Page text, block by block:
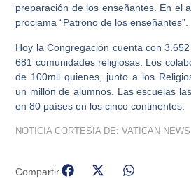
preparación de los enseñantes. En el
proclama “Patrono de los enseñantes”.
Hoy la Congregación cuenta con
681 comunidades religiosas. Los
de 100mil quienes, junto a los
un millón de alumnos. Las escuelas
en 80 países en los cinco continentes.
NOTICIA CORTESÍA DE:VATICAN NEWS
Compartir